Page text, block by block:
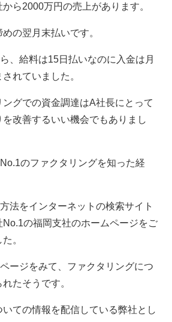
ら2000万円の売上があります。
の翌月末払いです。
、給料は15日払いなのに入金は月
れていました。
グでの資金調達はA社長にとって
改善するいい機会でもありまし
のファクタリングを知った経
法をインターネットの検索サイト
の福岡支社のホームページをご
。
ージをみて、ファクタリングにつ
たそうです。
ての情報を配信している弊社とし